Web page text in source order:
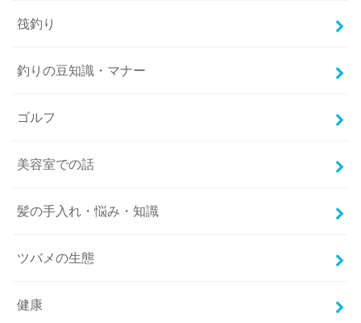
筏釣り
釣りの豆知識・マナー
ゴルフ
美容室での話
髪の手入れ・悩み・知識
ツバメの生態
健康